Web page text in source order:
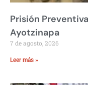
Prisión
Ayotzinapa
7 de agosto, 2026
Leer más »